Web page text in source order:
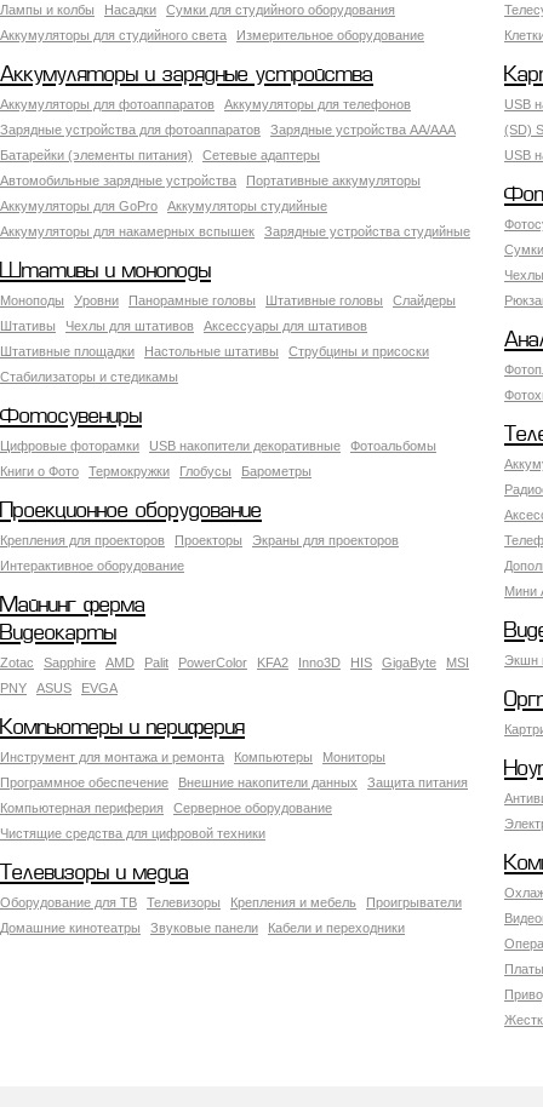
Лампы и колбы
Насадки
Сумки для студийного оборудования
Аккумуляторы для студийного света
Измерительное оборудование
Аккумуляторы и зарядные устройства
Аккумуляторы для фотоаппаратов
Аккумуляторы для телефонов
Зарядные устройства для фотоаппаратов
Зарядные устройства AA/AAA
Батарейки (элементы питания)
Сетевые адаптеры
Автомобильные зарядные устройства
Портативные аккумуляторы
Аккумуляторы для GoPro
Аккумуляторы студийные
Аккумуляторы для накамерных вспышек
Зарядные устройства студийные
USB
(SD)
USB
Штативы и моноподы
Моноподы Уровни Панорамные головы Штативные головы
Слайдеры
Штативы
Чехлы для штативов
Аксессуары для штативов
Штативные площадки
Настольные штативы
Струбцины и присоски
Стабилизаторы и стедикамы
Фотосувениры
Цифровые фоторамки USB накопители декоративные
Фотоальбомы
Книги о Фото
Термокружки Глобусы Барометры
Мини
Проекционное оборудование
Крепления для проекторов Проекторы
Экраны для проекторов
Интерактивное оборудование
Майнинг ферма
Экшн
Видеокарты
Zotac Sapphire AMD Palit PowerColor KFA2 Inno3D HIS GigaByte
MSI
PNY
ASUS EVGA
Компьютеры и периферия
Инструмент для монтажа и ремонта Компьютеры
Мониторы
Программное обеспечение
Внешние накопители данных
Защита питания
Компьютерная периферия
Серверное оборудование
Чистящие средства для цифровой техники
Телевизоры и медиа
Оборудование для ТВ Телевизоры Крепления и мебель
Проигрыватели
Домашние кинотеатры
Звуковые панели Кабели и переходники